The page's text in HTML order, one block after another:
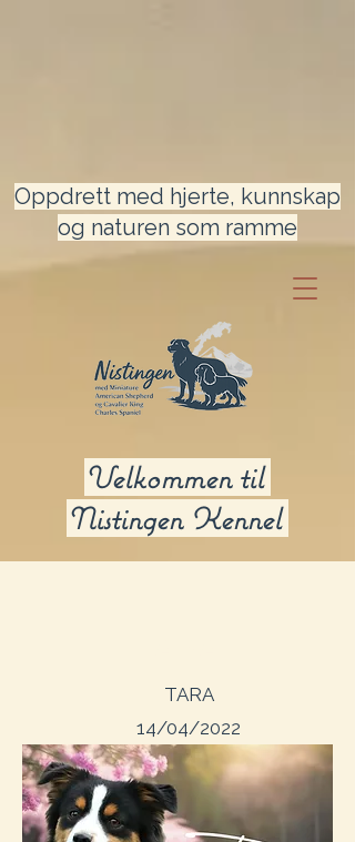
Oppdrett med hjerte, kunnskap
og naturen som ramme
Velkommen til
Nistingen Kennel
TARA
14/04/2022